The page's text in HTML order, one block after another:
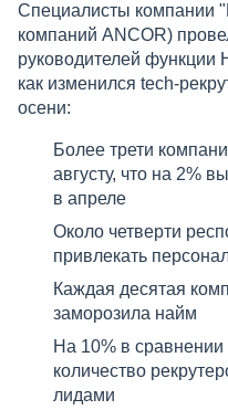
Специалисты компании
компаний ANCOR)
руководителей функции
как изменился tech-
осени:
Более трети
августу, что на 2%
в апреле
Около четверти
привлекать
Каждая десятая
заморозила найм
На 10% в сравнении
количество
лидами